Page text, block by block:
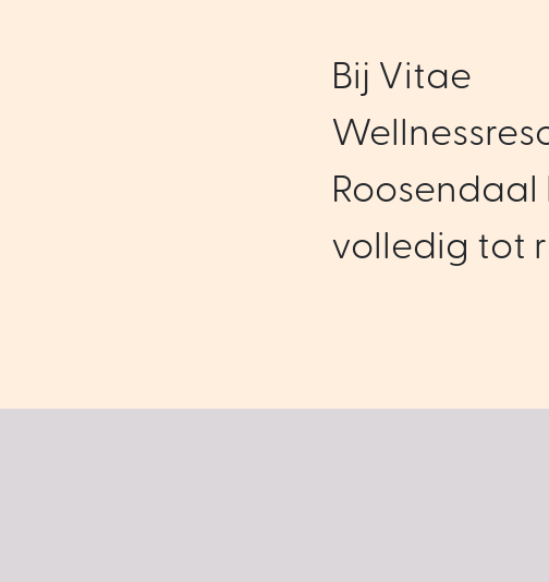
Bij Vitae
Roosendaal
volledig tot